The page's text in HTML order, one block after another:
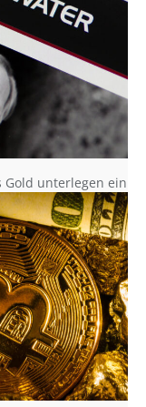
Gold unterlegen ein